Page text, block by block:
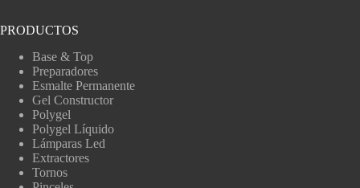
PRODUCTOS
Base & Top
Preparadores
Esmalte Permanente
Gel Constructor
Polygel
Polygel Líquido
Lámparas Led
Extractores
Tornos